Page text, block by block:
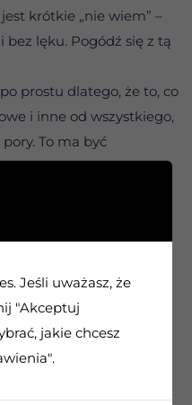
krótkie „nie wiem” –
bez lęku. Pogódź się z tą
prostu dlatego, że to, co
i inne od wszystkiego,
To ma być
ją wcześniej, nasz
nieustannie analizując
nas chroni.
teraz, mógłby nas
z chwili obecnej
i zamartwianie się na
kierunek, ale nasz
gotowy, by przyjąć tę
Jeśli uważasz, że
"Akceptuj
jakie chcesz